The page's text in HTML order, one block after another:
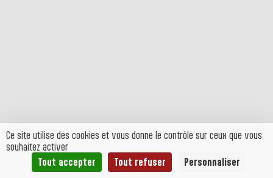
Ce site utilise des cookies et vous donne le contrôle sur ceux que vous
souhaitez activer
Tout accepter
Tout refuser Personnaliser